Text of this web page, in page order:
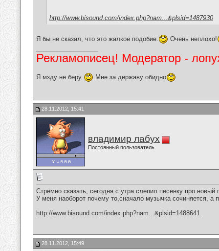
http://www.bisound.com/index.php?nam...&plsid=1487930
Я бы не сказал, что это жалкое подобие.
Очень неплохо!
Рекламописец! Модератор -
Я мзду не беру Мне за державу обидно
28.11.2012, 15:41
владимир лабух
Постоянный пользователь
Стрёмно сказать, сегодня с утра слепил песенку про новый
У меня наоборот почему то,сначало музычка сочиняется,
http://www.bisound.com/index.php?nam...&plsid=1488641
28.11.2012, 15:49